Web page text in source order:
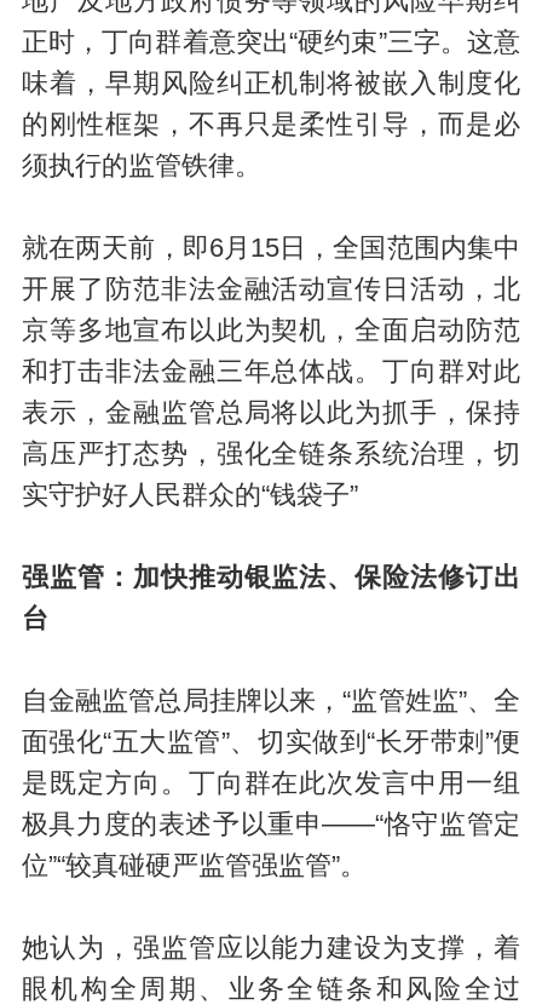
正时，丁向群着意突出“硬约束”三字。这意
味着，早期风险纠正机制将被嵌入制度化
的刚性框架，不再只是柔性引导，而是必
须执行的监管铁律。
就在两天前，即6月15日，全国范围内集中
开展了防范非法金融活动宣传日活动，北
京等多地宣布以此为契机，全面启动防范
和打击非法金融三年总体战。丁向群对此
表示，金融监管总局将以此为抓手，保持
高压严打态势，强化全链条系统治理，切
实守护好人民群众的“钱袋子”
强监管：加快推动银监法、保险法修订出
台
自金融监管总局挂牌以来，“监管姓监”、全
面强化“五大监管”、切实做到“长牙带刺”便
是既定方向。丁向群在此次发言中用一组
极具力度的表述予以重申——“恪守监管定
位”“较真碰硬严监管强监管”。
她认为，强监管应以能力建设为支撑，着
眼机构全周期、业务全链条和风险全过